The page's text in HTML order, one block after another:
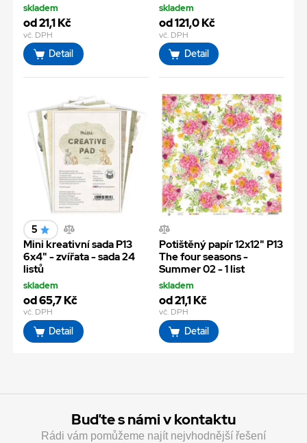
skladem
od 21,1 Kč
vč. DPH
Detail
skladem
od 121,0 Kč
vč. DPH
Detail
5
Mini kreativní sada P13
6x4" - zvířata - sada 24
listů
skladem
od 65,7 Kč
vč. DPH
Detail
Potištěný papír 12x12" P13
The four seasons -
Summer 02 - 1 list
skladem
od 21,1 Kč
vč. DPH
Detail
Buďte s námi v kontaktu
Rádi vám pomůžeme najít nejvhodnější řešení